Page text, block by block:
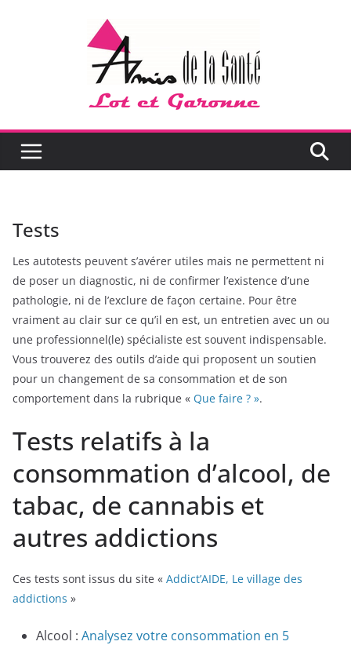
Tests
Les autotests peuvent s’avérer utiles mais ne permettent ni
de poser un diagnostic, ni de confirmer l’existence d’une
pathologie, ni de l’exclure de façon certaine. Pour être
vraiment au clair sur ce qu’il en est, un entretien avec un ou
une professionnel(le) spécialiste est souvent indispensable.
Vous trouverez des outils d’aide qui proposent un soutien
pour un changement de sa consommation et de son
comportement dans la rubrique « Que faire ? ».
Tests relatifs à la
consommation d’alcool, de
tabac, de cannabis et
autres addictions
Ces tests sont issus du site « Addict’AIDE, Le village des
addictions »
Alcool : Analysez votre consommation en 5